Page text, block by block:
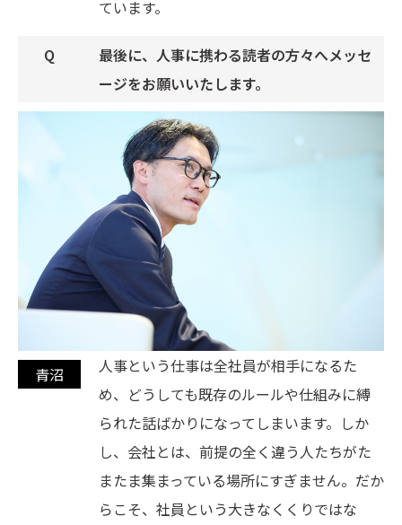
ています。
最後に、人事に携わる読者の方々へメッセ
ージをお願いいたします。
人事という仕事は全社員が相手になるた
め、どうしても既存のルールや仕組みに縛
られた話ばかりになってしまいます。しか
し、会社とは、前提の全く違う人たちがた
またま集まっている場所にすぎません。だか
らこそ、社員という大きなくくりではな